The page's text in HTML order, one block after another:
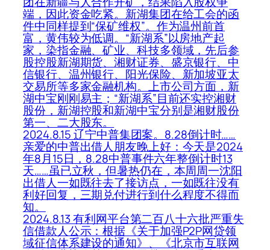
端，因此资金吃紧。新湖集团在给工会的函
件中同样提到“保矿维权”。作为温州前首
富，黄伟较为低调。“新湖系”以房地产起
家，染指金融、矿业、科技多领域，先后参
股控股新湖期货、湘财证券、盛京银行、中
信银行、温州银行、阳光保险、新加坡亚太
交易所等多家金融机构。上市公司方面，新
湖中宝刚刚易主；“新湖系”目前还实控湘财
股份，新湖控股和新湖中宝分别是湘财股份
第一、二大股东。
2024.8.15 辽宁中普集团案。8.28倒计时……
亲爱的中普出借人朋友晚上好：今天是2024
年8月15日，8.28中普事件六年整倒计时13
天……虽已立秋，但暑热仍在，本周周一沈阳
出借人一如既往去了接访点，一如既往没有
利好回复，三期兑付进行到什么程度不得而
知。
2024.8.13 有利网平台第二百八十六批严重失
信借款人公示：根据《关于加强P2P网贷领
域征信体系建设的通知》、《北京市互联网